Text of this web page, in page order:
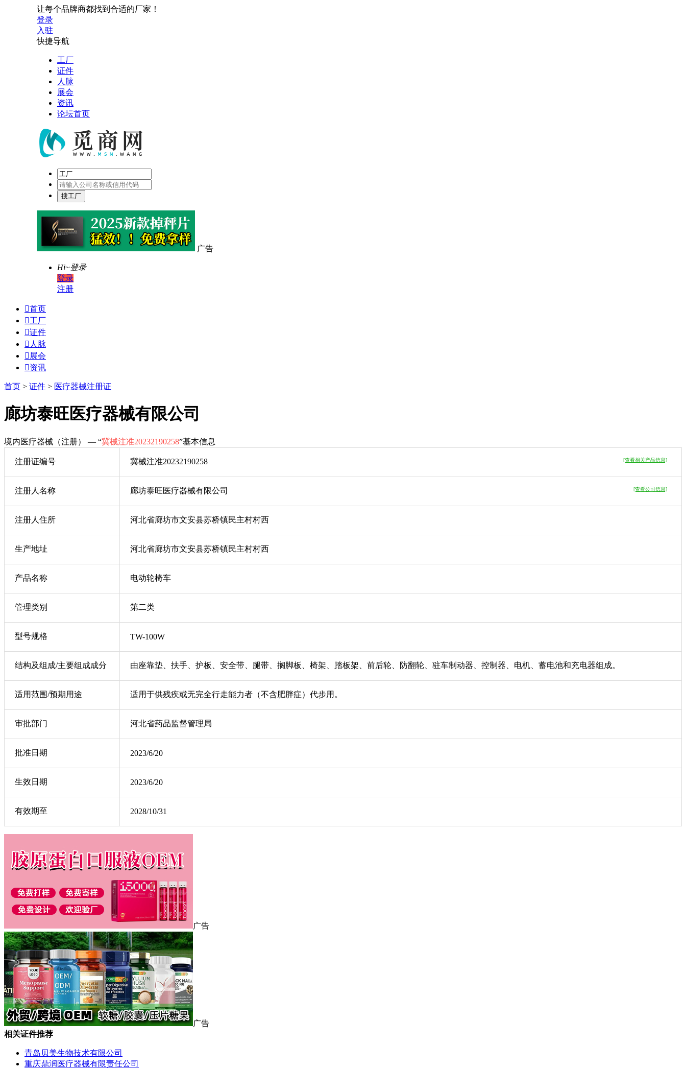
让每个品牌商都找到合适的厂家！
登录
入驻
快捷导航
工厂
证件
人脉
展会
资讯
论坛首页
广告
Hi~登录
登录
注册
首页
工厂
证件
 人脉
 展会
资讯
首页 > 证件 > 医疗器械注册证
廊坊泰旺医疗器械有限公司
境内医疗器械（注册） — “冀械注准20232190258”基本信息
注册证编号 冀械注准20232190258 [查看相关产品信息]
注册人名称 廊坊泰旺医疗器械有限公司 [查看公司信息]
注册人住所 河北省廊坊市文安县苏桥镇民主村村西
生产地址 河北省廊坊市文安县苏桥镇民主村村西
产品名称 电动轮椅车
管理类别 第二类
型号规格 TW-100W
结构及组成/主要组成成分 由座靠垫、扶手、护板、安全带、腿带、搁脚板、椅架、踏板架、前后轮、防翻轮、驻车制动器、控制器、电机、蓄电池和充电器组成。
适用范围/预期用途 适用于供残疾或无完全行走能力者（不含肥胖症）代步用。
审批部门 河北省药品监督管理局
批准日期 2023/6/20
生效日期 2023/6/20
有效期至 2028/10/31
广告
广告
相关证件推荐
青岛贝美生物技术有限公司
重庆鼎润医疗器械有限责任公司